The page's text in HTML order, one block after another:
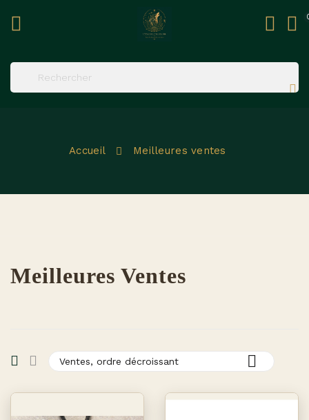
Accueil Meilleures ventes
Meilleures Ventes
Ventes, ordre décroissant 